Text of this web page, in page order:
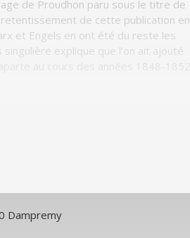
de Proudhon paru sous le titre de
retentissement de cette publication en
et Engels en ont été du reste les
explique que l’on ait ajouté
Dampremy